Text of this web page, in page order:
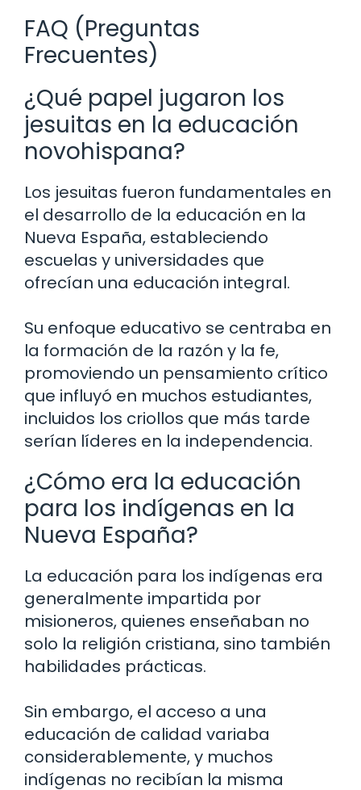
FAQ (Preguntas
Frecuentes)
¿Qué papel jugaron los
jesuitas en la educación
novohispana?
Los jesuitas fueron fundamentales en
el desarrollo de la educación en la
Nueva España, estableciendo
escuelas y universidades que
ofrecían una educación integral.
Su enfoque educativo se centraba en
la formación de la razón y la fe,
promoviendo un pensamiento crítico
que influyó en muchos estudiantes,
incluidos los criollos que más tarde
serían líderes en la independencia.
¿Cómo era la educación
para los indígenas en la
Nueva España?
La educación para los indígenas era
generalmente impartida por
misioneros, quienes enseñaban no
solo la religión cristiana, sino también
habilidades prácticas.
Sin embargo, el acceso a una
educación de calidad variaba
considerablemente, y muchos
indígenas no recibían la misma